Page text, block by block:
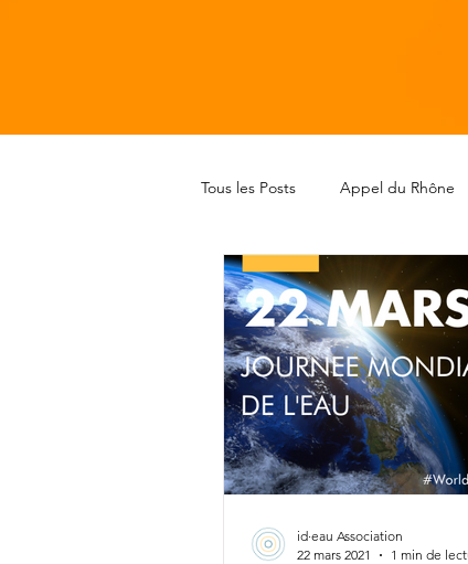
Tous les Posts Appel du Rhône
Actu. Médias Assemblée
id·eau Association
22 mars 2021
1 min de